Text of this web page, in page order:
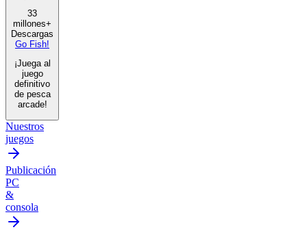
33
millones+
Descargas
Go Fish!
¡Juega al
juego
definitivo
de pesca
arcade!
Nuestros
juegos
Publicación
PC
&
consola